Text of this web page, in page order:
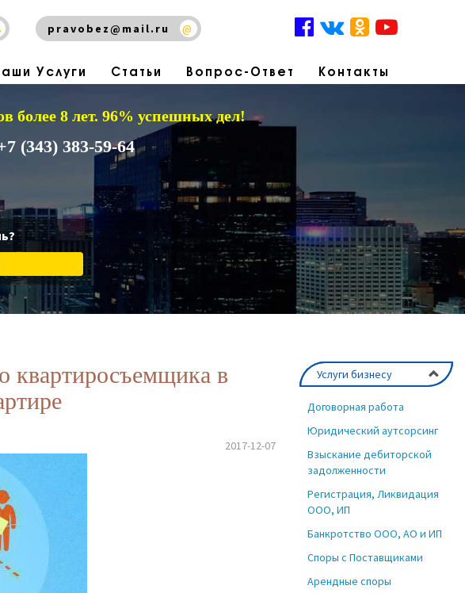
pravobez@mail.ru @
Услуги Статьи Вопрос-Ответ Контакты
более 8 лет. 96% успешных дел!
383-59-64
квартиросъемщика в
2017-12-07
Услуги бизнесу
Договорная работа
Юридический аутсорсинг
Взыскание дебиторской
задолженности
Регистрация, Ликвидация
ООО, ИП
Банкротство ООО, АО и ИП
Споры с Поставщиками
Арендные споры